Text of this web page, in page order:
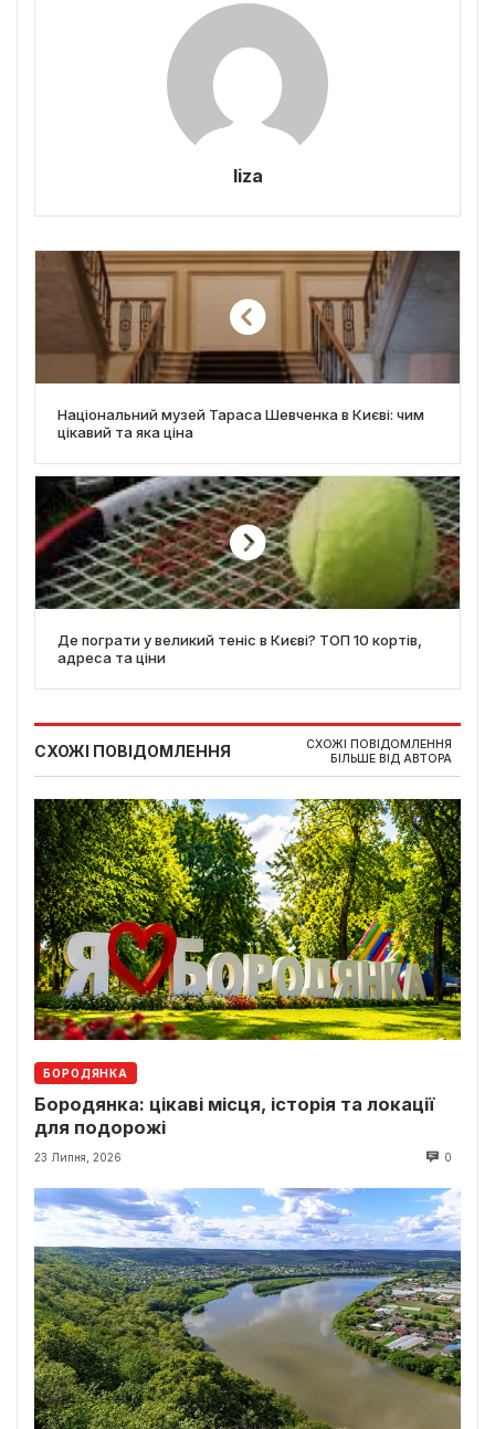
liza
Національний музей Тараса Шевченка в Києві: чим
цікавий та яка ціна
Де пограти у великий теніс в Києві? ТОП 10 кортів,
адреса та ціни
СХОЖІ ПОВІДОМЛЕННЯ
СХОЖІ ПОВІДОМЛЕННЯ
БІЛЬШЕ ВІД АВТОРА
БОРОДЯНКА
Бородянка: цікаві місця, історія та локації
для подорожі
23 Липня, 2026 0